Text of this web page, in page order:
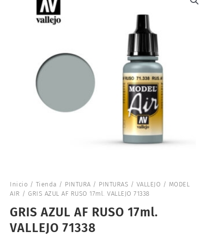
Inicio / Tienda / PINTURA / PINTURAS / VALLEJO / MODEL
AIR / GRIS AZUL AF RUSO 17ml. VALLEJO 71338
GRIS AZUL AF RUSO 17ml.
VALLEJO 71338